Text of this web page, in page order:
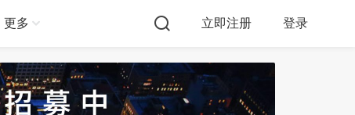
更多 立即注册 登录